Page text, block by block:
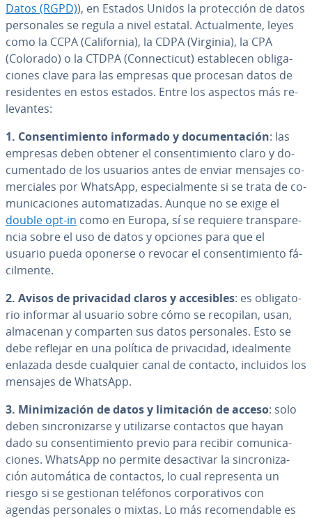
Datos (RGPD)), en Estados Unidos la pro­te­c­ción de datos
pe­r­so­na­les se regula a nivel estatal. Ac­tua­l­me­n­te, leyes
como la CCPA (Ca­li­fo­r­nia), la CDPA (Virginia), la CPA
(Colorado) o la CTDPA (Co­n­ne­c­ti­cut) es­ta­ble­cen obli­ga­
cio­nes clave para las empresas que procesan datos de
re­si­de­n­tes en estos estados. Entre los aspectos más re­
le­va­n­tes:
1. Co­n­se­n­ti­mie­n­to informado y do­cu­me­n­ta­ción: las
empresas deben obtener el co­n­se­n­ti­mie­n­to claro y do­
cu­me­n­ta­do de los usuarios antes de enviar mensajes co­
me­r­cia­les por WhatsApp, es­pe­cia­l­me­n­te si se trata de co­
mu­ni­ca­cio­nes au­to­ma­ti­za­das. Aunque no se exige el
double opt-in como en Europa, sí se requiere tra­n­s­pa­re­
n­cia sobre el uso de datos y opciones para que el
usuario pueda oponerse o revocar el co­n­se­n­ti­mie­n­to fá­
ci­l­me­n­te.
2. Avisos de pri­va­ci­dad claros y ac­ce­si­bles: es obli­ga­to­
rio informar al usuario sobre cómo se recopilan, usan,
almacenan y comparten sus datos pe­r­so­na­les. Esto se
debe reflejar en una política de pri­va­ci­dad, idea­l­me­n­te
enlazada desde cualquier canal de contacto, incluidos los
mensajes de WhatsApp.
3. Mi­ni­mi­za­ción de datos y li­mi­ta­ción de acceso: solo
deben si­n­cro­ni­zar­se y uti­li­zar­se contactos que hayan
dado su co­n­se­n­ti­mie­n­to previo para recibir co­mu­ni­ca­
cio­nes. WhatsApp no permite des­ac­ti­var la si­n­cro­ni­za­
ción au­to­má­ti­ca de contactos, lo cual re­pre­se­n­ta un
riesgo si se gestionan teléfonos co­r­po­ra­ti­vos con
agendas pe­r­so­na­les o mixtas. Lo más re­co­me­n­da­ble es